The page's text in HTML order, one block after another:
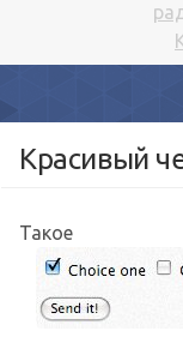
Красивый
Такое